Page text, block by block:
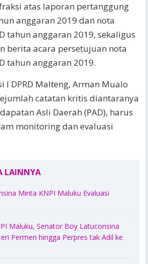
atas laporan pertanggung
anggaran 2019 dan nota
tahun anggaran 2019, sekaligus
berita acara persetujuan nota
tahun anggaran 2019.
I DPRD Malteng, Arman Mualo
catatan kritis diantaranya
Asli Daerah (PAD), harus
monitoring dan evaluasi
LAINNYA
Minta KNPI Maluku Evaluasi
Maluku, Senator Boy Latuconsina
Permen hingga Perpres tak Adil ke